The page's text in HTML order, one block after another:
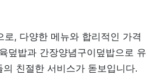
, 다양한 메뉴와 합리적인 가격
덮밥과 간장양념구이덮밥으로 유
친절한 서비스가 돋보입니다.